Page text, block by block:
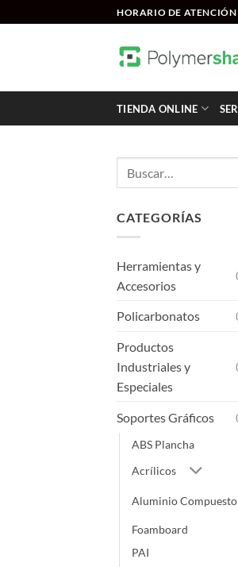
al
HORARIO DE ATENCIÓN
TIENDA ONLINE
CATEGORÍAS
Herramientas y
Accesorios
Policarbonatos
Productos
Industriales y
Especiales
Soportes Gráficos
ABS Plancha
Acrílicos
Aluminio Compuesto
Foamboard
PAI